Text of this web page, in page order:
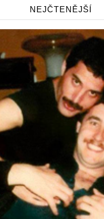
NEJČTENĚJŠÍ